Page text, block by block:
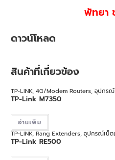
พัทยา
ดาวน์โหลด
สินค้าที่เกี่ยวข้อง
TP-LINK,4G/Modem Routers,อุปกรณ์
TP-Link M7350
อ่านเพิ่ม
TP-LINK,Rang Extenders,อุปกรณ์เน็ต
TP-Link RE500